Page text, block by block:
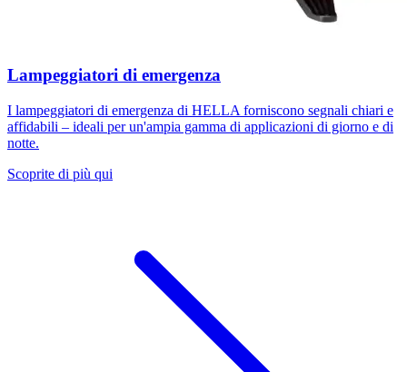
Lampeggiatori di emergenza
I lampeggiatori di emergenza di HELLA forniscono segnali chiari e
affidabili – ideali per un'ampia gamma di applicazioni di giorno e di
notte.
Scoprite di più qui